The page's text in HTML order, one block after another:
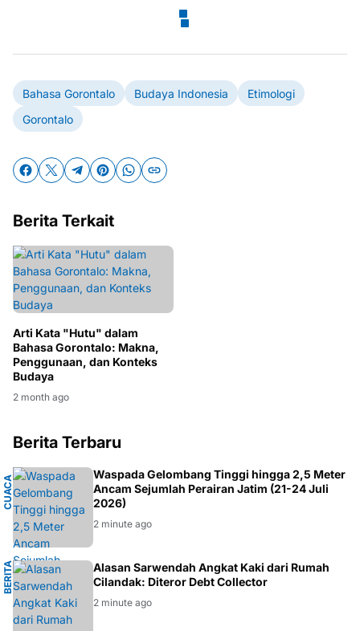
Bahasa Gorontalo Budaya Indonesia
Etimologi
Gorontalo
Berita Terkait
Arti Kata "Hutu" dalam
Bahasa Gorontalo: Makna,
Penggunaan, dan Konteks
Budaya
2 month ago
Berita Terbaru
C
U
A
C
A
M
A
R
I
T
IM
Waspada Gelombang Tinggi hingga 2,5 Meter
Ancam Sejumlah Perairan Jatim (21-24 Juli
2026)
2 minute ago
B
E
R
I
T
A
A
R
T
IS
Alasan Sarwendah Angkat Kaki dari Rumah
Cilandak: Diteror Debt Collector
2 minute ago